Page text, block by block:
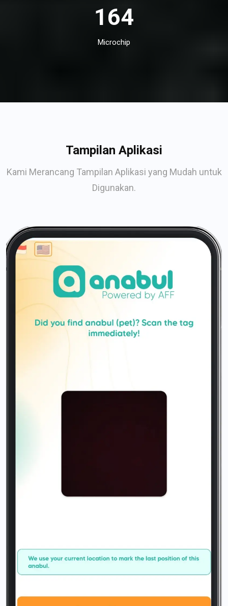
164
Microchip
Tampilan Aplikasi
Kami Merancang Tampilan Aplikasi yang Mudah untuk
Digunakan.